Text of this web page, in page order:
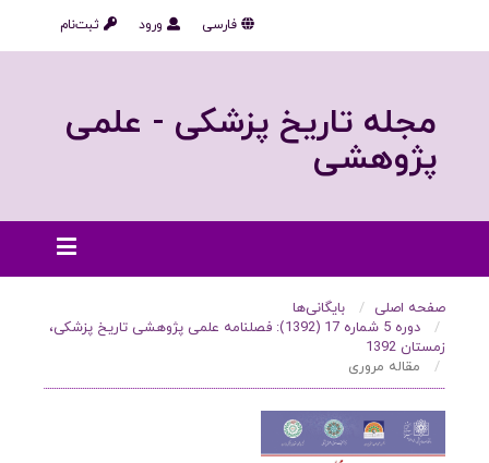
ثبت‌نام ورود فارسی
مجله تاریخ پزشکی - علمی
پژوهشی
صفحه اصلی
بایگانی‌ها
دوره 5 شماره 17 (1392): فصلنامه علمی پژوهشی تاریخ پزشکی،
زمستان 1392
مقاله مروری